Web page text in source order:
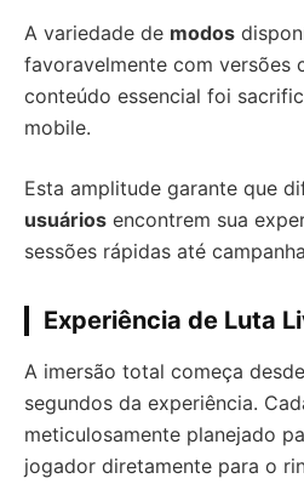
A variedade de modos
favoravelmente com versões
conteúdo essencial foi
mobile.
Esta amplitude garante que
usuários encontrem sua
sessões rápidas até
Experiência de Luta
A imersão total começa
segundos da experiência.
meticulosamente planejado
jogador diretamente para o